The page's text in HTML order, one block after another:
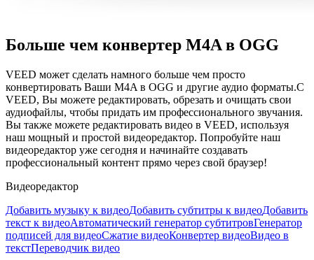
Больше чем конвертер M4A в OGG
VEED может сделать намного больше чем просто
конвертировать Ваши M4A в OGG и другие аудио форматы.С
VEED, Вы можете редактировать, обрезать и очищать свои
аудиофайлы, чтобы придать им профессионального звучания.
Вы также можете редактировать видео в VEED, используя
наш мощный и простой видеоредактор. Попробуйте наш
видеоредактор уже сегодня и начинайте создавать
профессиональный контент прямо через свой браузер!
Видеоредактор
Добавить музыку к видеоДобавить субтитры к видеоДобавить
текст к видеоАвтоматический генератор субтитровГенератор
подписей для видеоСжатие видеоКонвертер видеоВидео в
текстПереводчик видео